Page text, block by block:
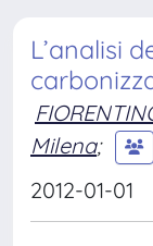
L’analisi
Milena;
2012-01-01